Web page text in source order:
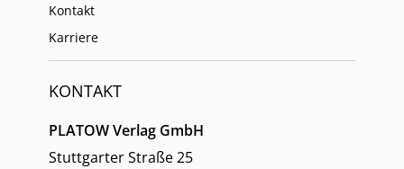
Kontakt
Karriere
KONTAKT
PLATOW Verlag GmbH
Stuttgarter Straße 25